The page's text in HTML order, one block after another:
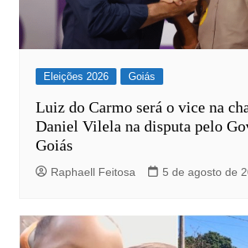
Eleições 2026 Goiás
Luiz do Carmo será o vice na
Daniel Vilela na disputa pelo
Goiás
Raphaell Feitosa 5 de agosto de